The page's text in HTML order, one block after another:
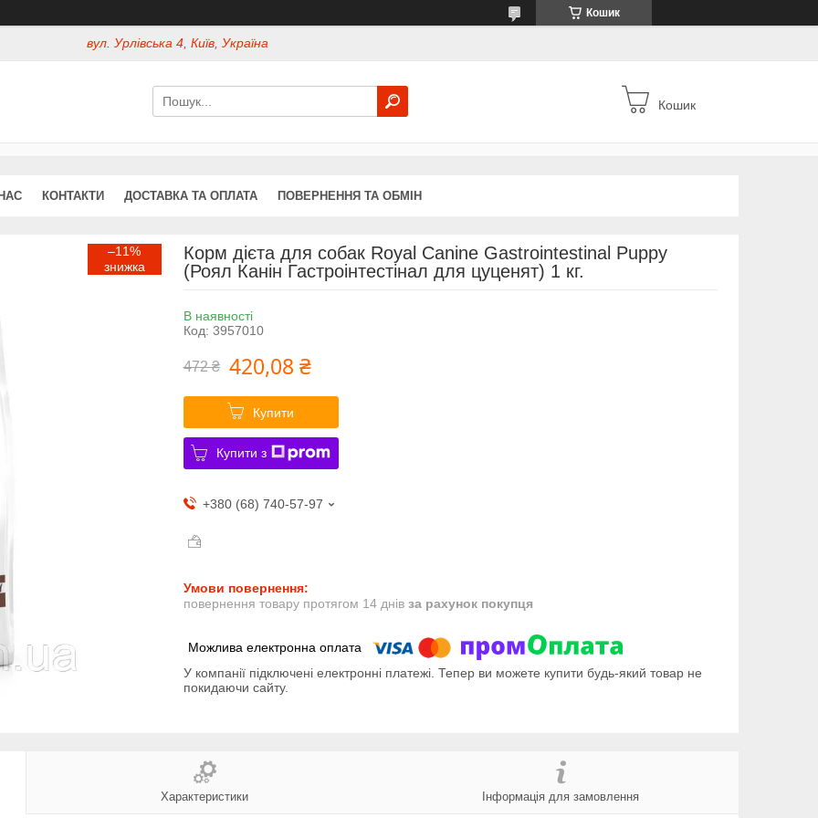
Кошик
вул. Урлівська 4, Київ, Україна
Кошик
КОНТАКТИ ДОСТАВКА ТА ОПЛАТА ПОВЕРНЕННЯ ТА ОБМІН
–11%
Корм дієта для собак Royal Canine Gastroіntestinal Puppy
(Роял Канін Гастроінтестінал для цуценят) 1 кг.
В наявності
Код: 3957010
472 ₴ 420,08 ₴
Купити
Купити з
+380 (68) 740-57-97
повернення товару протягом 14 днів за рахунок покупця
У компанії підключені електронні платежі. Тепер ви можете купити будь-який товар не
покидаючи сайту.
Характеристики Інформація для замовлення